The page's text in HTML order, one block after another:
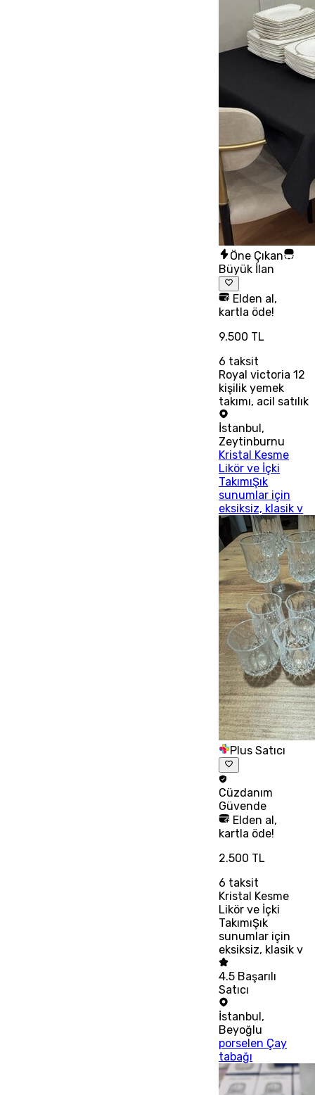
Öne Çıkan
Büyük İlan
Elden al,
kartla öde!
9.500 TL
6 taksit
Royal victoria 12
kişilik yemek
takımı, acil satılık
İstanbul,
Zeytinburnu
Kristal Kesme
Likör ve İçki
TakımıŞık
sunumlar için
eksiksiz, klasik v
Plus Satıcı
Cüzdanım
Güvende
Elden al,
kartla öde!
2.500 TL
6 taksit
Kristal Kesme
Likör ve İçki
TakımıŞık
sunumlar için
eksiksiz, klasik v
4.5 Başarılı
Satıcı
İstanbul ,
Beyoğlu
porselen Çay
tabağı